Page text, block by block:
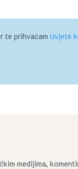
te prihvaćam Uvjete
medijima,